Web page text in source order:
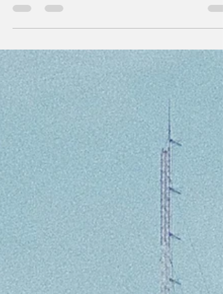
Sul, uma cidade que combina a